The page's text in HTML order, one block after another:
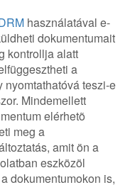
használatával e-
dokumentumait
kontrollja alatt
a
nyomtathatóvá teszi-e
Mindemellett
elérhetõ
meg a
amit ön a
eszközöl
dokumentumokon is,